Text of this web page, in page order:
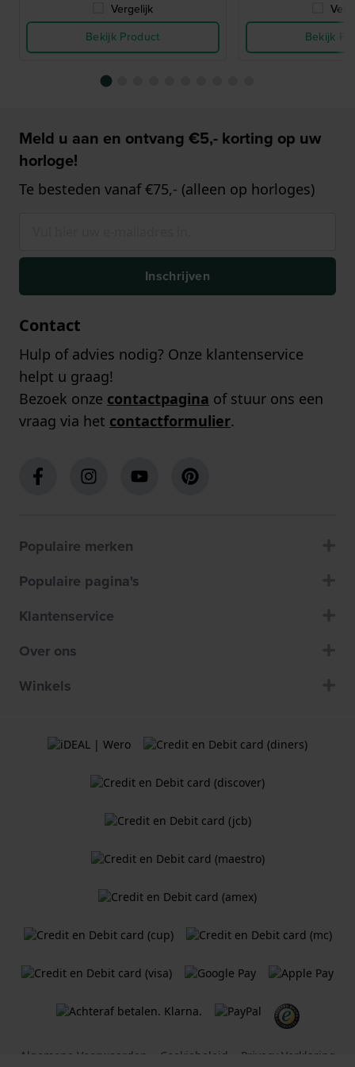
Vergelijk
Bekijk Product
Bekijk
Meld u aan en ontvang €5,- korting op uw
horloge!
Te besteden vanaf €75,- (alleen op horloges)
Inschrijven
Contact
Hulp of advies nodig? Onze klantenservice
helpt u graag!
Bezoek onze contactpagina of stuur ons een
vraag via het contactformulier.
Populaire merken
Populaire pagina's
Klantenservice
Over ons
Winkels
Algemene Voorwaarden Cookiebeleid Privacy Verklaring